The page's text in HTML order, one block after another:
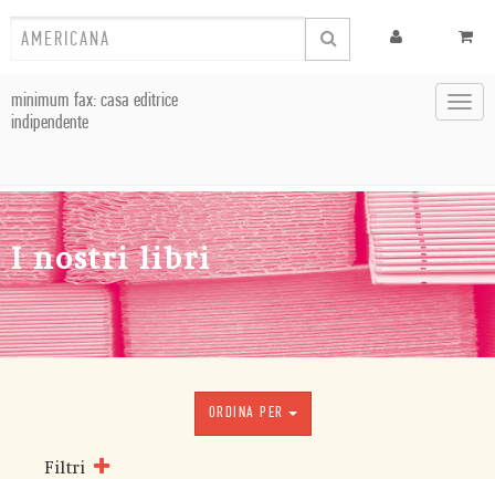
minimum fax: casa editrice
indipendente
I nostri libri
ORDINA PER
Filtri